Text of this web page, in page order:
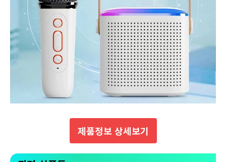
제품정보 상세보기